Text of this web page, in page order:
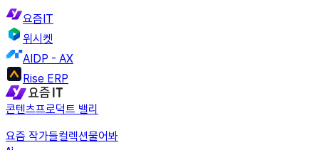
요즘IT
위시켓
AIDP - AX
Rise ERP
콘텐츠프로덕트 밸리
요즘 작가들컬렉션물어봐